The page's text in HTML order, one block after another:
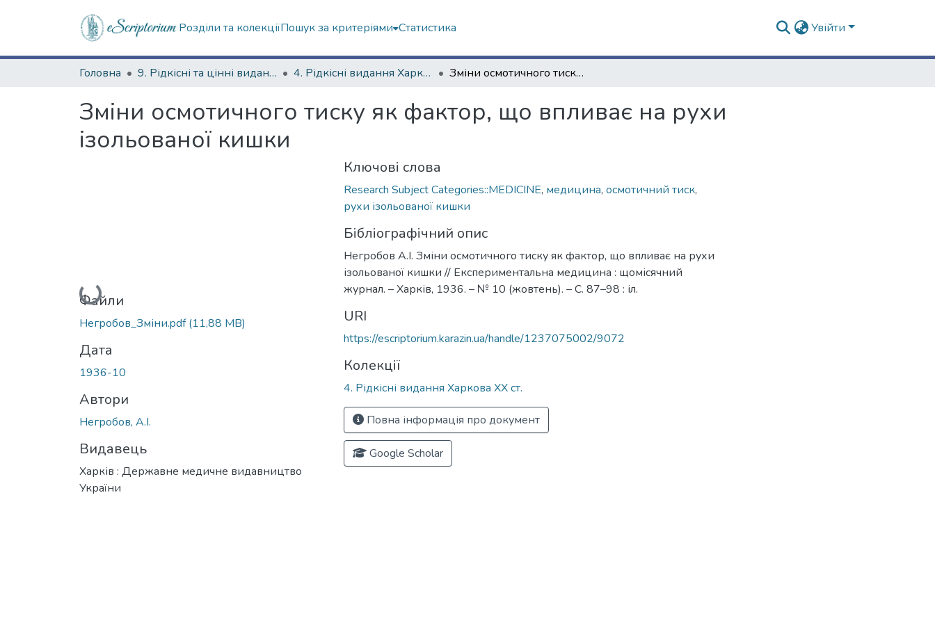
Розділи та колекціїПошук за критеріями Статистика Увійти
Головна 9. Рідкісні та цінні видання 4. Рідкісні видання Харкова ХХ ст. Зміни осмотичного тиску як фактор, що впливає на рухи ізольованої кишки
Зміни осмотичного тиску як фактор, що впливає на рухи
ізольованої кишки
Вантажиться...
Файли
Негробов_Зміни.pdf(11,88 MB)
Дата
1936-10
Автори
Негробов, А.І.
Видавець
Харків : Державне медичне видавництво
України
Ключові слова
Research Subject Categories::MEDICINE, медицина, осмотичний тиск,
рухи ізольованої кишки
Бібліографічний опис
Негробов А.І. Зміни осмотичного тиску як фактор, що впливає на рухи
ізольованої кишки // Експериментальна медицина : щомісячний
журнал. – Харків, 1936. – № 10 (жовтень). – С. 87–98 : іл.
URI
https://escriptorium.karazin.ua/handle/1237075002/9072
Колекції
4. Рідкісні видання Харкова ХХ ст.
Повна інформація про документ
Google Scholar